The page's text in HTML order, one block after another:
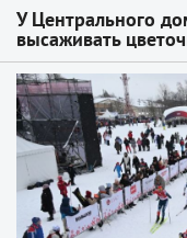
У Центрального
высаживать
2